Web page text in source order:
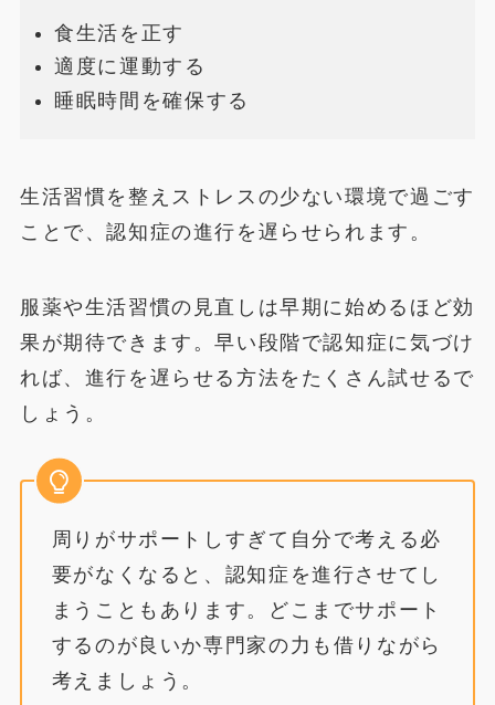
食生活を正す
適度に運動する
睡眠時間を確保する
生活習慣を整えストレスの少ない環境で過ごす
ことで、認知症の進行を遅らせられます。
服薬や生活習慣の見直しは早期に始めるほど効
果が期待できます。早い段階で認知症に気づけ
れば、進行を遅らせる方法をたくさん試せるで
しょう。
周りがサポートしすぎて自分で考える必
要がなくなると、認知症を進行させてし
まうこともあります。どこまでサポート
するのが良いか専門家の力も借りながら
考えましょう。